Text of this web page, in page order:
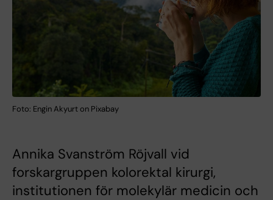
Foto: Engin Akyurt on Pixabay
Annika Svanström Röjvall vid
forskargruppen kolorektal kirurgi,
institutionen för molekylär medicin och